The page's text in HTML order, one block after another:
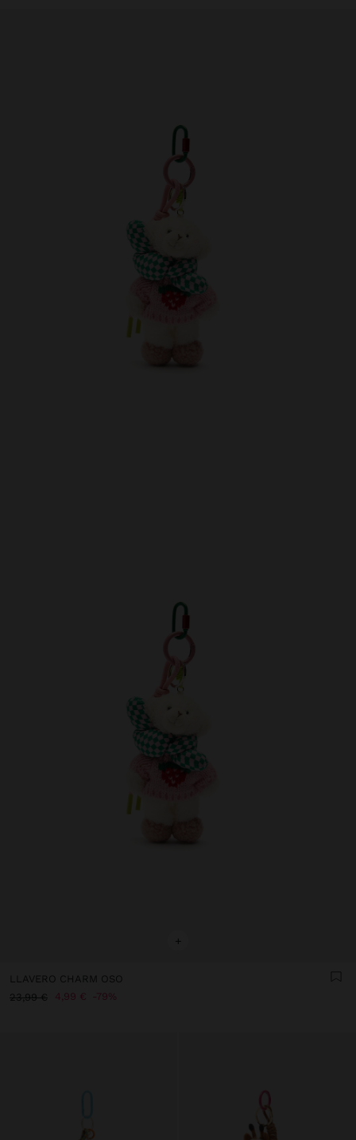
+
LLAVERO CHARM OSO
23,99 €
4,99 € 79%